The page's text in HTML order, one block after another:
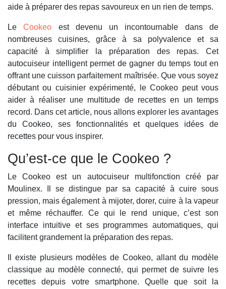
aide à préparer des repas savoureux en un rien de temps.
LeCookeo est devenu un incontournable dans de
nombreuses cuisines, grâce à sa polyvalence et sa
capacité à simplifier la préparation des repas. Cet
autocuiseur intelligent permet de gagner du temps tout en
offrant une cuisson parfaitement maîtrisée. Que vous soyez
débutant ou cuisinier expérimenté, le Cookeo peut vous
aider à réaliser une multitude de recettes en un temps
record. Dans cet article, nous allons explorer les avantages
du Cookeo, ses fonctionnalités et quelques idées de
recettes pour vous inspirer.
Qu’est-ce que le Cookeo ?
Le Cookeo est un autocuiseur multifonction créé par
Moulinex. Il se distingue par sa capacité à cuire sous
pression, mais également à mijoter, dorer, cuire à la vapeur
et même réchauffer. Ce qui le rend unique, c’est son
interface intuitive et ses programmes automatiques, qui
facilitent grandement la préparation des repas.
Il existe plusieurs modèles de Cookeo, allant du modèle
classique au modèle connecté, qui permet de suivre les
recettes depuis votre smartphone. Quelle que soit la